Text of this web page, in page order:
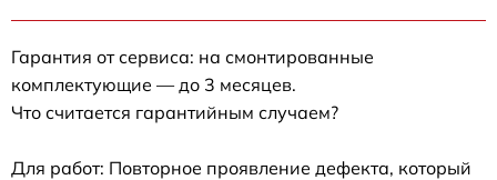
Гарантия от сервиса: на смонтированные
комплектующие — до 3 месяцев.
Что считается гарантийным случаем?
Для работ: Повторное проявление дефекта, который